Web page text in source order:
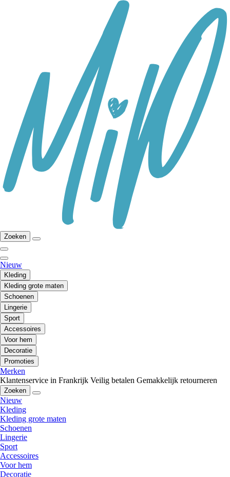
Zoeken
Nieuw
Kleding
Kleding grote maten
Schoenen
Lingerie
Sport
Accessoires
Voor hem
Decoratie
Promoties
Merken
Klantenservice in Frankrijk Veilig betalen Gemakkelijk retourneren
Zoeken
Nieuw
Kleding
Kleding grote maten
Schoenen
Lingerie
Sport
Accessoires
Voor hem
Decoratie